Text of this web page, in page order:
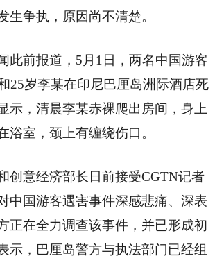
生争执，原因尚不清楚。
此前报道，5月1日，两名中国游客
岁李某在印尼巴厘岛洲际酒店死
示，清晨李某赤裸爬出房间，身上
浴室，颈上有缠绕伤口。
创意经济部长日前接受CGTN记者
中国游客遇害事件深感悲痛、深表
正在全力调查该事件，并已形成初
示，巴厘岛警方与执法部门已经组